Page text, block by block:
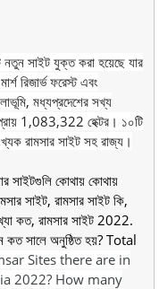
নতুন সাইট যুক্ত করা হয়েছে যার
রিজার্ভ ফরেস্ট এবং
মধ্যপ্রদেশের সখ্য
প্রায় 1,083,322 হেক্টর। ১০টি
রামসার সাইট সহ রাজ্য।
সাইটগুলি কোথায় কোথায়
সাইট, রামসার সাইট কি,
কত, রামসার সাইট 2022.
কত সালে অনুষ্ঠিত হয়? Total
Sites there are in
2022? How many